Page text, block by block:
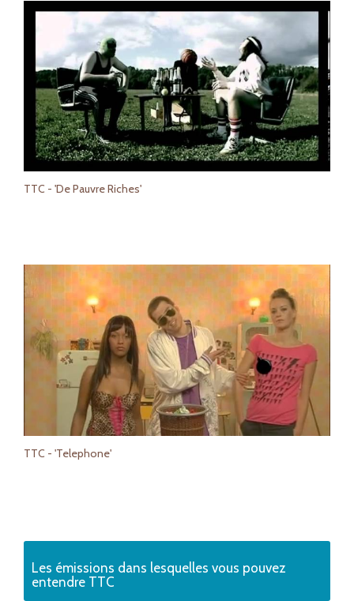
TTC - 'De Pauvre Riches'
TTC - 'Telephone'
Les émissions dans lesquelles vous pouvez
entendre TTC